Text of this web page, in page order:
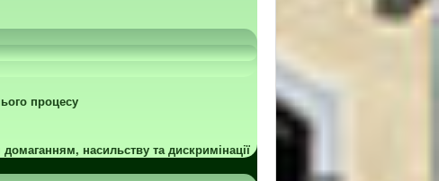
процесу
насильству та дискримінації